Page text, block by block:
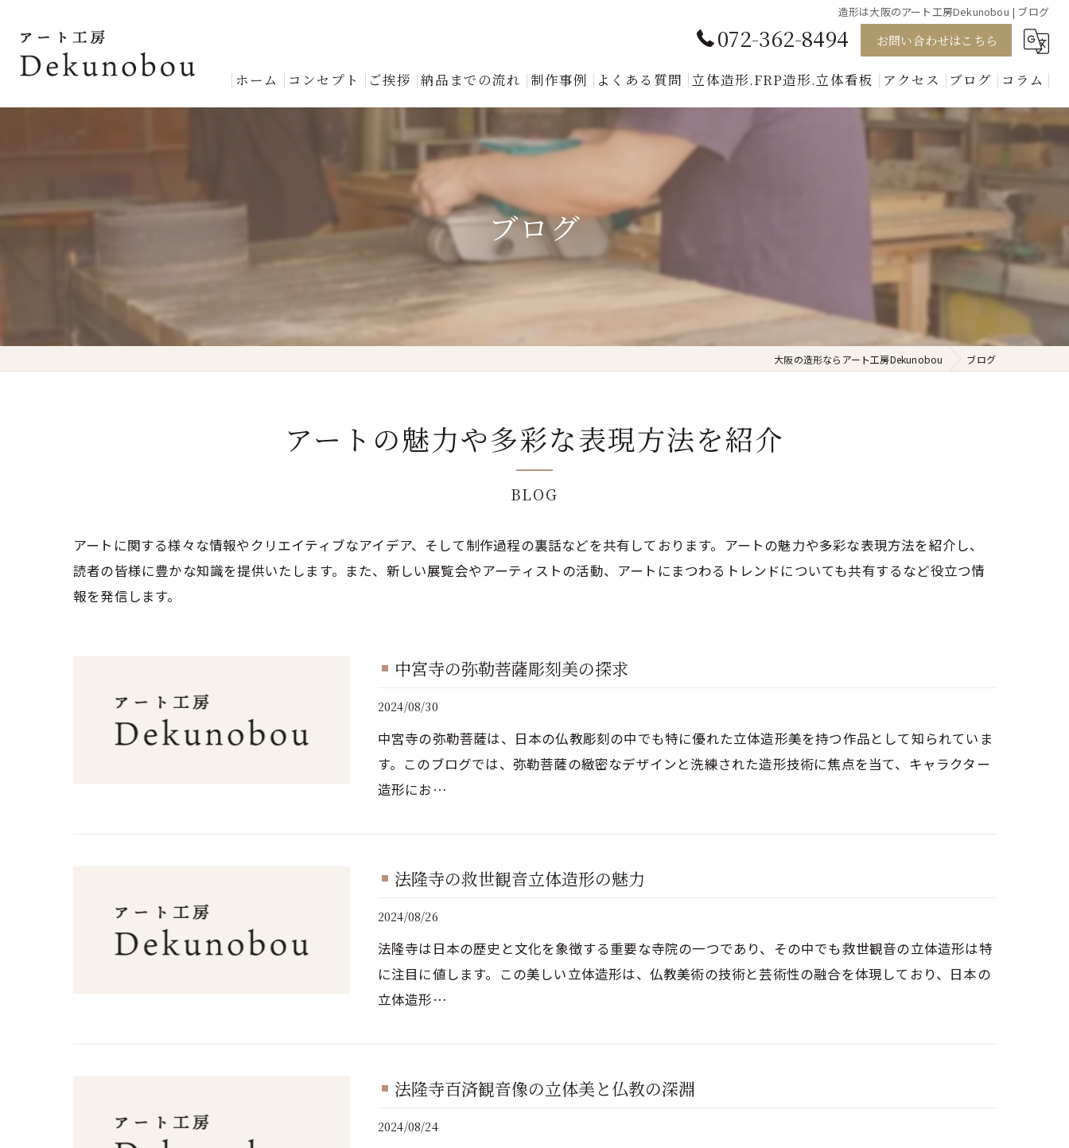
造形は大阪のアート工房Dekunobou | ブログ
072-362-8494 お問い合わせはこちら
ホーム コンセプト ご挨拶 納品までの流れ 制作事例 よくある質問 立体造形.FRP造形.立体看板
美術セット
アクセス ブログ コラム
ブログ
大阪の造形ならアート工房Dekunobou ブログ
アートの魅力や多彩な表現方法を紹介
BLOG
アートに関する様々な情報やクリエイティブなアイデア、そして制作過程の裏話などを共有しております。アートの魅力や多彩な表現方法を紹介し、
読者の皆様に豊かな知識を提供いたします。また、新しい展覧会やアーティストの活動、アートにまつわるトレンドについても共有するなど役立つ情
報を発信します。
中宮寺の弥勒菩薩彫刻美の探求
2024/08/30
中宮寺の弥勒菩薩は、日本の仏教彫刻の中でも特に優れた立体造形美を持つ作品として知られていま
す。このブログでは、弥勒菩薩の緻密なデザインと洗練された造形技術に焦点を当て、キャラクター
造形にお…
法隆寺の救世観音立体造形の魅力
2024/08/26
法隆寺は日本の歴史と文化を象徴する重要な寺院の一つであり、その中でも救世観音の立体造形は特
に注目に値します。この美しい立体造形は、仏教美術の技術と芸術性の融合を体現しており、日本の
立体造形…
法隆寺百済観音像の立体美と仏教の深淵
2024/08/24